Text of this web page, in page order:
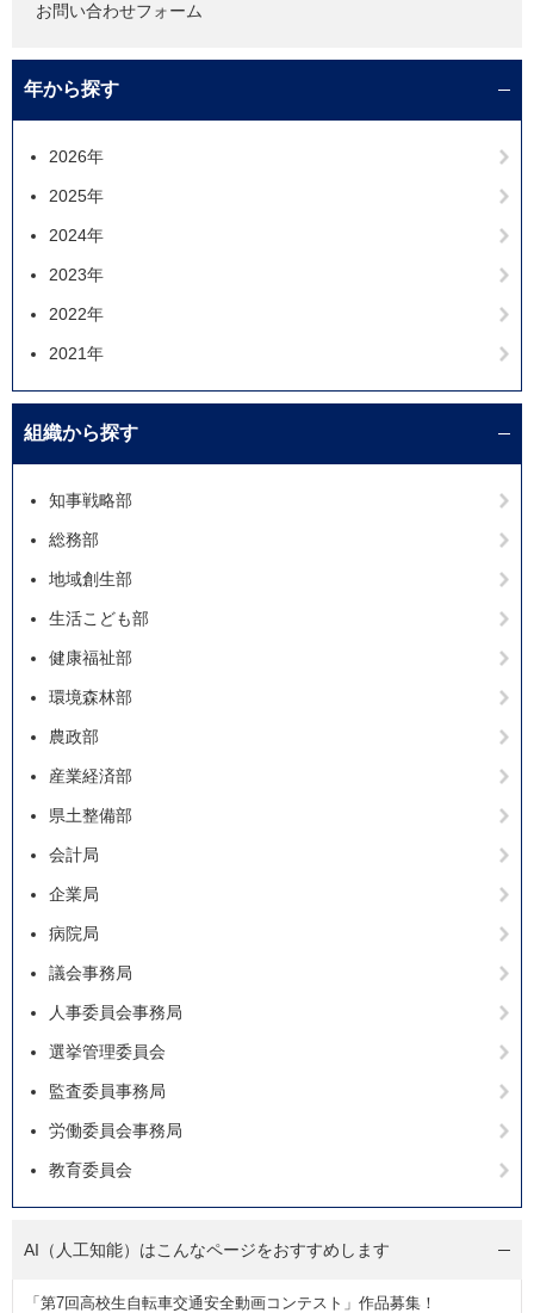
お問い合わせフォーム
年から探す
2026年
2025年
2024年
2023年
2022年
2021年
組織から探す
知事戦略部
総務部
地域創生部
生活こども部
健康福祉部
環境森林部
農政部
産業経済部
県土整備部
会計局
企業局
病院局
議会事務局
人事委員会事務局
選挙管理委員会
監査委員事務局
労働委員会事務局
教育委員会
AI（人工知能）はこんなページをおすすめします
「第7回高校生自転車交通安全動画コンテスト」作品募集！